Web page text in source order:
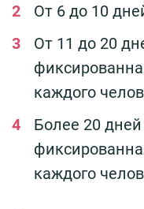
От 6 до 10
От 11 до 20
каждого
Более 20
каждого